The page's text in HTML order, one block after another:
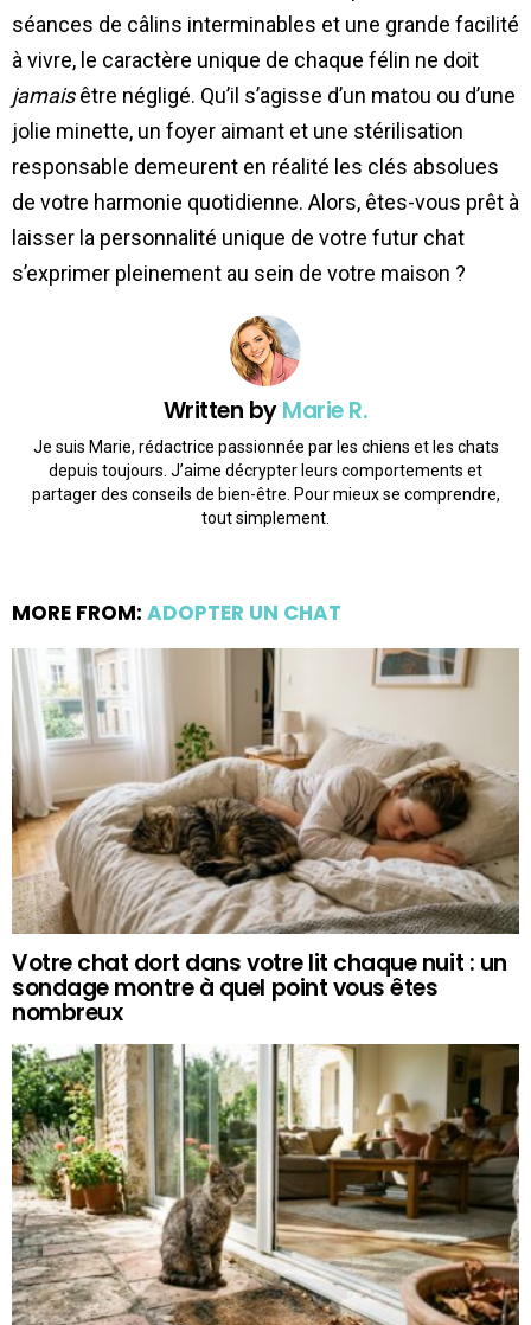
séances de câlins interminables et une grande facilité
à vivre, le caractère unique de chaque félin ne doit
jamaisêtre négligé. Qu’il s’agisse d’un matou ou d’une
jolie minette, un foyer aimant et une stérilisation
responsable demeurent en réalité les clés absolues
de votre harmonie quotidienne. Alors, êtes-vous prêt à
laisser la personnalité unique de votre futur chat
s’exprimer pleinement au sein de votre maison ?
Written byMarie R.
Je suis Marie, rédactrice passionnée par les chiens et les chats
depuis toujours. J’aime décrypter leurs comportements et
partager des conseils de bien-être. Pour mieux se comprendre,
tout simplement.
MORE FROM: ADOPTER UN CHAT
Votre chat dort dans votre lit chaque nuit : un
sondage montre à quel point vous êtes
nombreux